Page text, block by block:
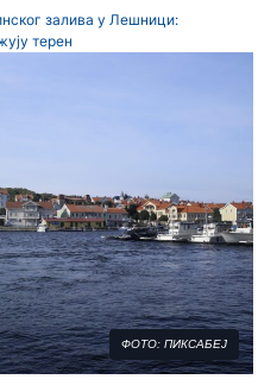
залива у Лешници:
терен
ФОТО: ПИКСАБЕЈ